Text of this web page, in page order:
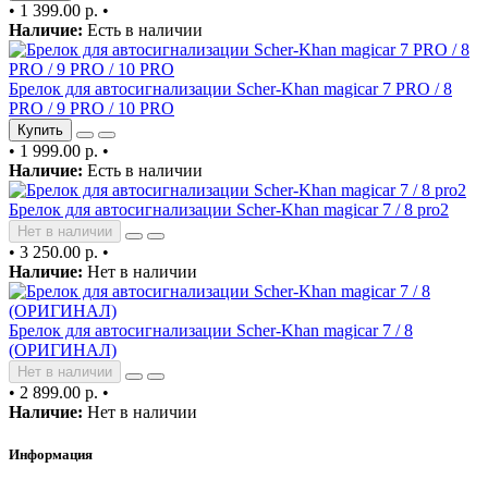
• 1 399.00 р. •
Наличие: Есть в наличии
Брелок для автосигнализации Scher-Khan magicar 7 PRO / 8
PRO / 9 PRO / 10 PRO
Купить
• 1 999.00 р. •
Наличие: Есть в наличии
Брелок для автосигнализации Scher-Khan magicar 7 / 8 pro2
Нет в наличии
• 3 250.00 р. •
Наличие: Нет в наличии
Брелок для автосигнализации Scher-Khan magicar 7 / 8
(ОРИГИНАЛ)
Нет в наличии
• 2 899.00 р. •
Наличие: Нет в наличии
Информация